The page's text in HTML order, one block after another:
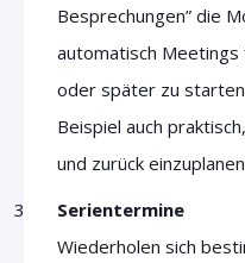
Besprechungen” die
automatisch
oder später zu
Beispiel auch
und zurück
Serientermine
Wiederholen sich